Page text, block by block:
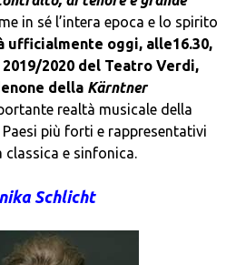
in sé l’intera epoca e lo spirito
ufficialmente oggi, alle16.30,
2020 del Teatro Verdi,
della Kärntner
realtà musicale della
più forti e rappresentativi
e sinfonica.
Schlicht